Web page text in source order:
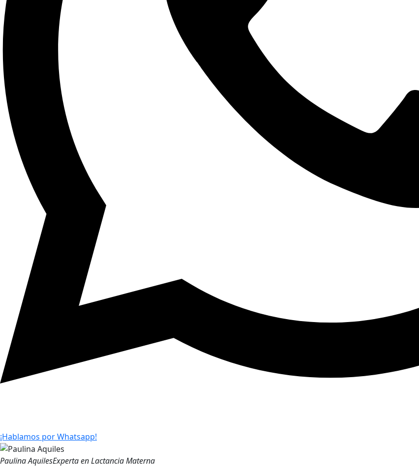
¡Hablamos por Whatsapp!
Paulina AquilesExperta en Lactancia Materna